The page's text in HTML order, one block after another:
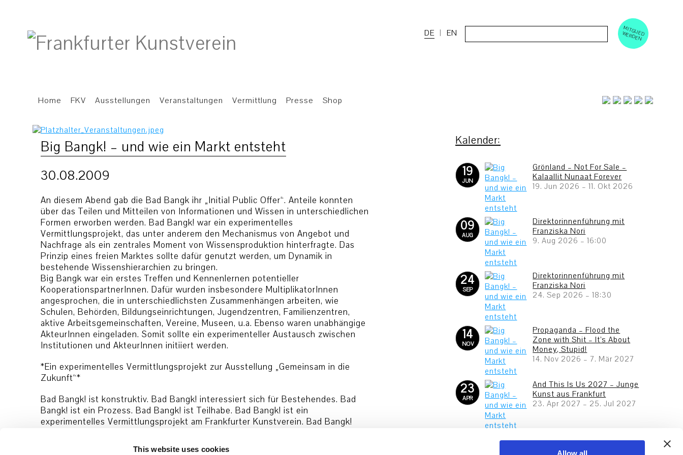
This website uses cookies Allow all
M
ITGLIED W
ERD
EN
DE EN
Home FKV Ausstellungen Veranstaltungen Vermittlung Presse Shop
Big Bangk! – und wie ein Markt entsteht
30.08.2009
An diesem Abend gab die Bad Bangk ihr „Initial Public Offer“. Anteile konnten
über das Teilen und Mitteilen von Informationen und Wissen in unterschiedlichen
Formen erworben werden. Bad Bangk! war ein experimentelles
Vermittlungsprojekt, das unter anderem den Mechanismus von Angebot und
Nachfrage als ein zentrales Moment von Wissensproduktion hinterfragte. Das
Prinzip eines freien Marktes sollte dafür genutzt werden, um Dynamik in
bestehende Wissenshierarchien zu bringen.
Big Bangk war ein erstes Treffen und Kennenlernen potentieller
KooperationspartnerInnen. Dafür wurden insbesondere MultiplikatorInnen
angesprochen, die in unterschiedlichsten Zusammenhängen arbeiten, wie
Schulen, Behörden, Bildungseinrichtungen, Jugendzentren, Familienzentren,
aktive Arbeitsgemeinschaften, Vereine, Museen, u.a. Ebenso waren unabhängige
AkteurInnen eingeladen. Somit sollte ein experimenteller Austausch zwischen
Institutionen und AkteurInnen initiiert werden.
*Ein experimentelles Vermittlungsprojekt zur Ausstellung „Gemeinsam in die
Zukunft“*
Bad Bangk! ist konstruktiv. Bad Bangk! interessiert sich für Bestehendes. Bad
Bangk! ist ein Prozess. Bad Bangk! ist Teilhabe. Bad Bangk! ist ein
experimentelles Vermittlungsprojekt am Frankfurter Kunstverein. Bad Bangk!
Welche Wege kann ein Transfer gehen?
19
JUN
Grönland – Not For Sale –
Kalaallit Nunaat Forever
19. Jun 2026 –11. Okt 2026
09
AUG
Direktorinnenführung mit
Franziska Nori
9. Aug 2026 –16:00
24
SEP
Direktorinnenführung mit
Franziska Nori
24. Sep 2026 –18:30
14
NOV
Propaganda – Flood the
Zone with Shit – It’s About
Money, Stupid!
14. Nov 2026 –7. Mär 2027
23
APR
And This Is Us 2027 – Junge
Kunst aus Frankfurt
23. Apr 2027 –25. Jul 2027